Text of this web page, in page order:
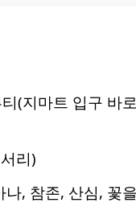
(지마트 입구 바
리)
, 참존, 산심, 꽃